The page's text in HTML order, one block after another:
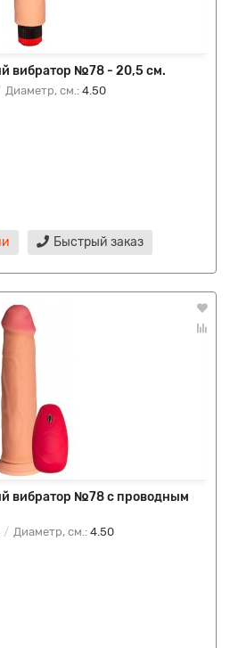
вибратор №78 - 20,5 см.
Диаметр, см.: 4.50
Быстрый заказ
вибратор №78 с проводным
Диаметр, см.: 4.50